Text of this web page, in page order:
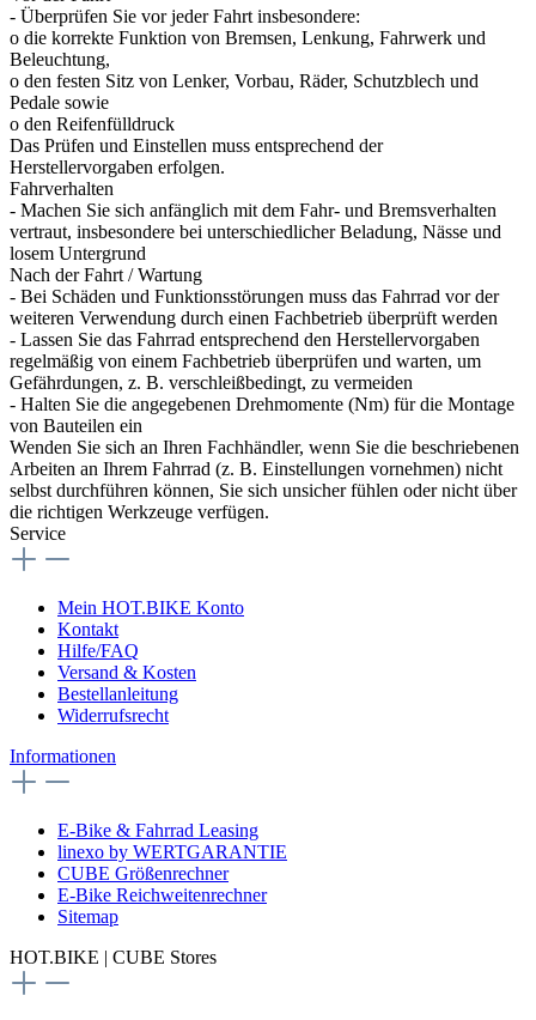
- Überprüfen Sie vor jeder Fahrt insbesondere:
o die korrekte Funktion von Bremsen, Lenkung, Fahrwerk und
Beleuchtung,
o den festen Sitz von Lenker, Vorbau, Räder, Schutzblech und
Pedale sowie
o den Reifenfülldruck
Das Prüfen und Einstellen muss entsprechend der
Herstellervorgaben erfolgen.
Fahrverhalten
- Machen Sie sich anfänglich mit dem Fahr- und Bremsverhalten
vertraut, insbesondere bei unterschiedlicher Beladung, Nässe und
losem Untergrund
Nach der Fahrt / Wartung
- Bei Schäden und Funktionsstörungen muss das Fahrrad vor der
weiteren Verwendung durch einen Fachbetrieb überprüft werden
- Lassen Sie das Fahrrad entsprechend den Herstellervorgaben
regelmäßig von einem Fachbetrieb überprüfen und warten, um
Gefährdungen, z. B. verschleißbedingt, zu vermeiden
- Halten Sie die angegebenen Drehmomente (Nm) für die Montage
von Bauteilen ein
Wenden Sie sich an Ihren Fachhändler, wenn Sie die beschriebenen
Arbeiten an Ihrem Fahrrad (z. B. Einstellungen vornehmen) nicht
selbst durchführen können, Sie sich unsicher fühlen oder nicht über
die richtigen Werkzeuge verfügen.
Service
Mein HOT.BIKE Konto
Kontakt
Hilfe/FAQ
Versand & Kosten
Bestellanleitung
Widerrufsrecht
Informationen
E-Bike & Fahrrad Leasing
linexo by WERTGARANTIE
CUBE Größenrechner
E-Bike Reichweitenrechner
Sitemap
HOT.BIKE | CUBE Stores